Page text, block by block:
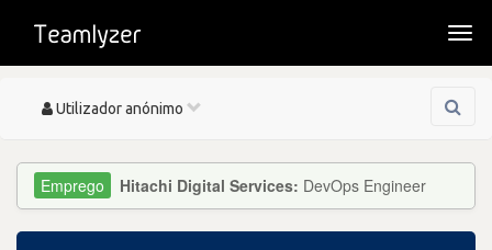
Toggle
Utilizador anónimo
Hitachi Digital Services: DevOps Engineer